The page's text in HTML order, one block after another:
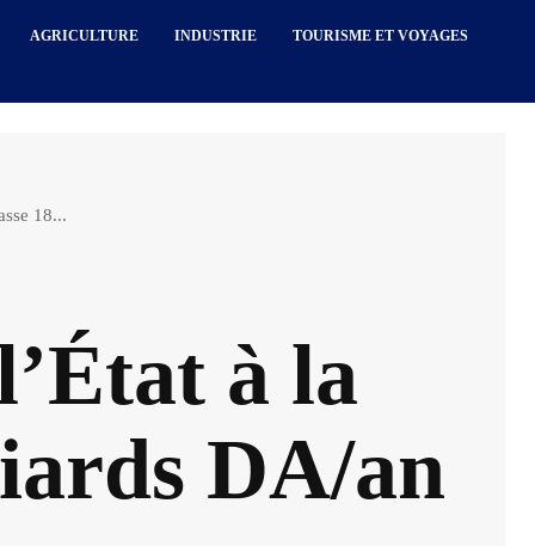
AGRICULTURE INDUSTRIE TOURISME ET VOYAGES
18...
à la
DA/an